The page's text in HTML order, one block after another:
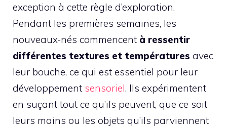
exception à cette règle d’exploration.
Pendant les premières semaines, les
nouveaux-nés commencent à ressentir
différentes textures et températures avec
leur bouche, ce qui est essentiel pour leur
développement sensoriel. Ils expérimentent
en suçant tout ce qu’ils peuvent, que ce soit
leurs mains ou les objets qu’ils parviennent